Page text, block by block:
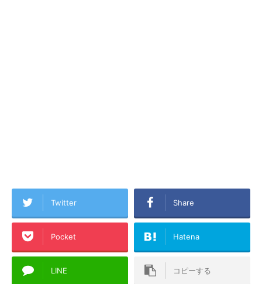
Twitter Share
Pocket Hatena
LINE コピーする